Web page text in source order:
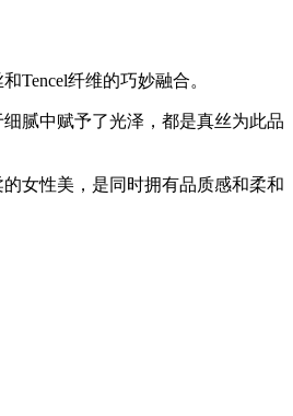
Tencel纤维的巧妙融合。
腻中赋予了光泽，都是真丝为此品
女性美，是同时拥有品质感和柔和